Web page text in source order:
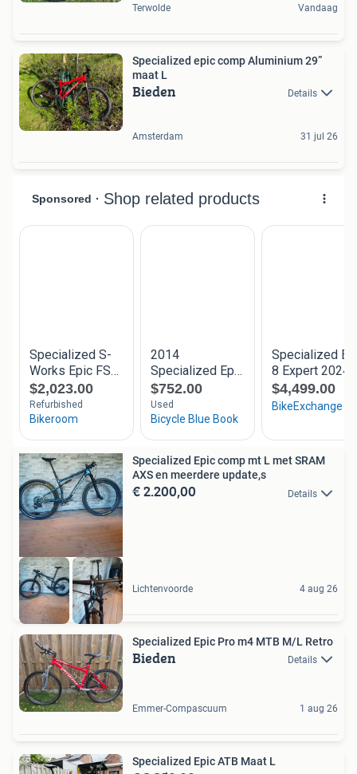
Terwolde Vandaag
Specialized epic comp Aluminium 29”
maat L
Bieden Details
Amsterdam 31 jul 26
Specialized Epic comp mt L met SRAM
AXS en meerdere update,s
€ 2.200,00 Details
Lichtenvoorde 4 aug 26
Specialized Epic Pro m4 MTB M/L Retro
Bieden Details
Emmer-Compascuum 1 aug 26
Specialized Epic ATB Maat L